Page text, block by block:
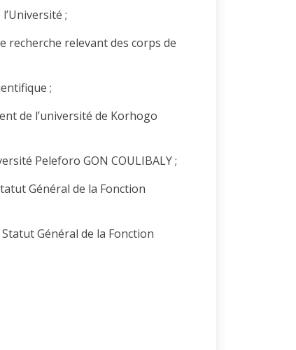
;
recherche relevant des corps de
;
de l’université de Korhogo
Peleforo GON COULIBALY ;
Général de la Fonction
Général de la Fonction